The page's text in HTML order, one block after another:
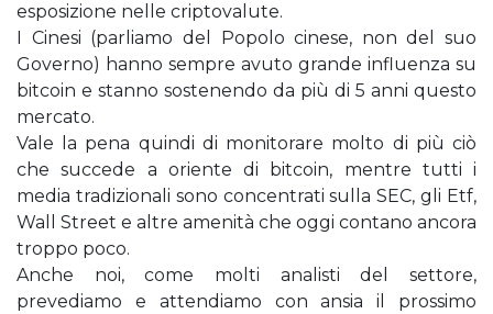
esposizione nelle criptovalute.
I Cinesi (parliamo del Popolo cinese, non del suo
Governo) hanno sempre avuto grande influenza su
bitcoin e stanno sostenendo da più di 5 anni questo
mercato.
Vale la pena quindi di monitorare molto di più ciò
che succede a oriente di bitcoin, mentre tutti i
media tradizionali sono concentrati sulla SEC, gli Etf,
Wall Street e altre amenità che oggi contano ancora
troppo poco.
Anche noi, come molti analisti del settore,
prevediamo e attendiamo con ansia il prossimo